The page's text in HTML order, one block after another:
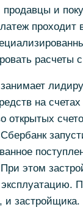
продавцы и
проходит
расчеты
на
открытых
этом
и застройщика.